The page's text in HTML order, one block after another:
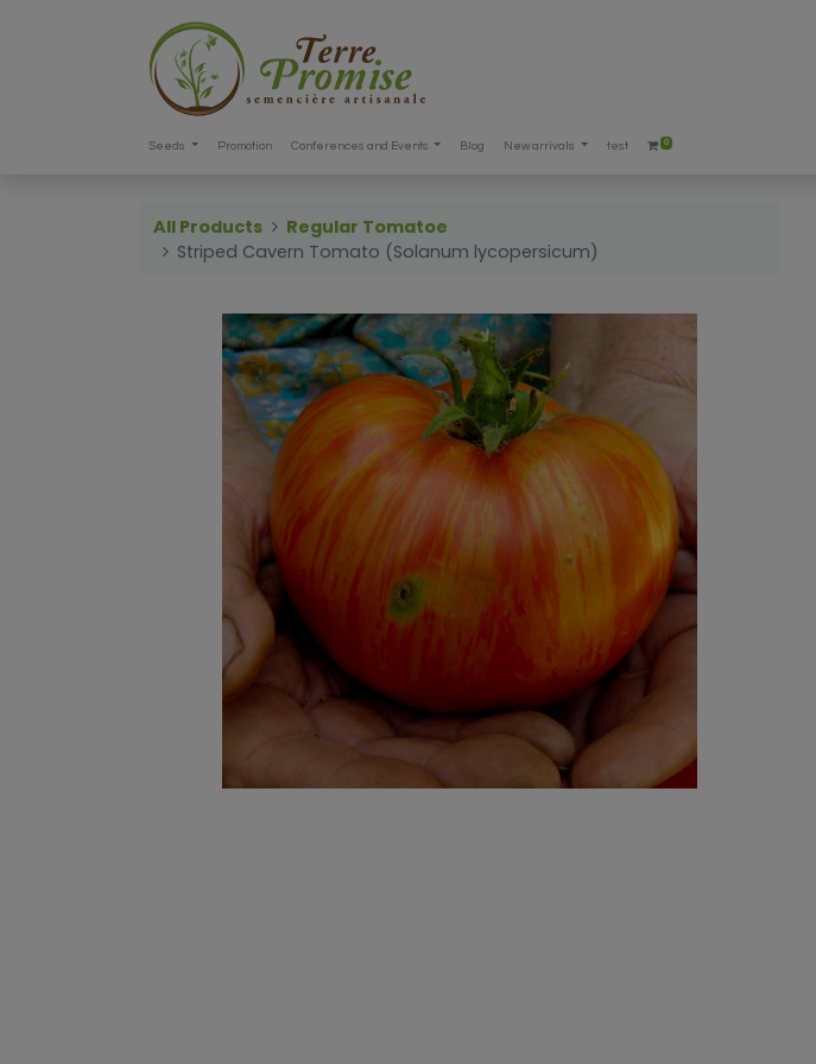
Seeds Promotion Conferences and Events Blog New arrivals test 0
All Products
Regular Tomatoe
Striped Cavern Tomato (Solanum lycopersicum)